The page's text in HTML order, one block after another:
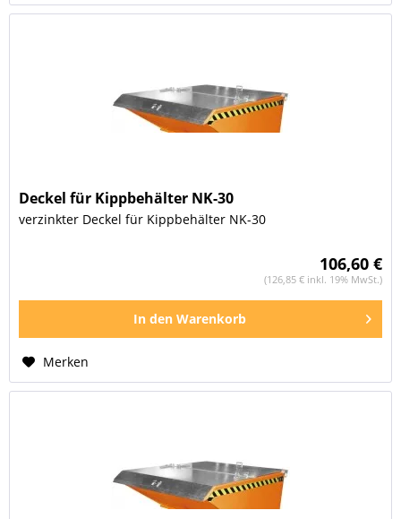
Deckel für Kippbehälter NK-30
verzinkter Deckel für Kippbehälter NK-30
106,60 €
(126,85 € inkl. 19% MwSt.)
In den Warenkorb
Merken